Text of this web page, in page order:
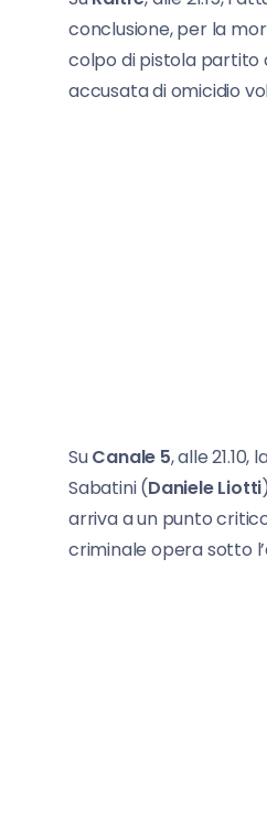
conclusione, per la
colpo di pistola partito
accusata di omicidio
SuCanale 5, alle
Sabatini (Daniele Liotti
arriva a un punto
criminale opera sotto